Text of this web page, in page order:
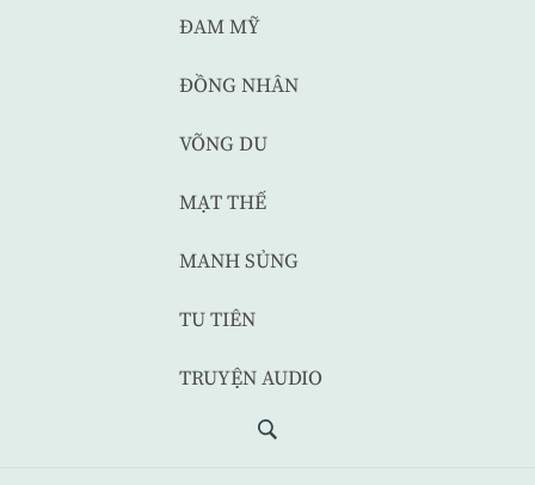
ĐAM MỸ
ĐỒNG NHÂN
VÕNG DU
MẠT THẾ
MANH SỦNG
TU TIÊN
TRUYỆN AUDIO